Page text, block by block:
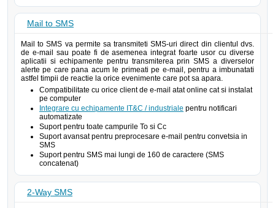
Mail to SMS
Mail to SMS va permite sa transmiteti SMS-uri direct din clientul dvs.
de e-mail sau poate fi de asemenea integrat foarte usor cu diverse
aplicatii si echipamente pentru transmiterea prin SMS a diverselor
alerte pe care pana acum le primeati pe e-mail, pentru a imbunatati
astfel timpii de reactie la orice evenimente care pot sa apara.
Compatibilitate cu orice client de e-mail atat online cat si instalat
pe computer
Integrare cu echipamente IT&C / industriale pentru notificari
automatizate
Suport pentru toate campurile To si Cc
Suport avansat pentru preprocesare e-mail pentru convetsia in
SMS
Suport pentru SMS mai lungi de 160 de caractere (SMS
concatenat)
2-Way SMS